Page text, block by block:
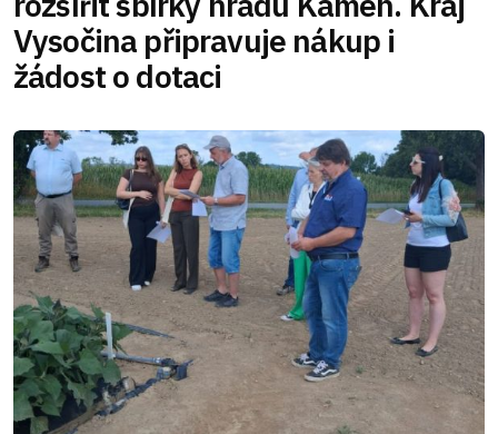
Vysočina připravuje nákup i
žádost o dotaci